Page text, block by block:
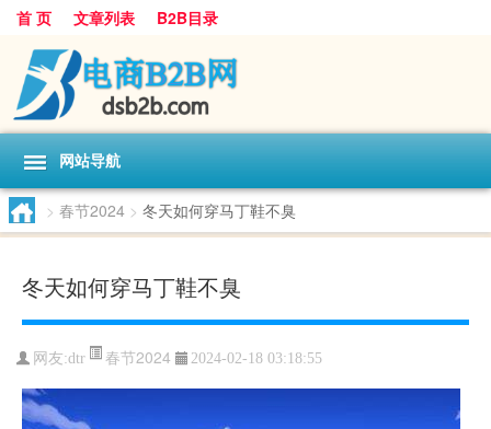
首 页 文章列表 B2B目录
网站导航
> 春节2024 > 冬天如何穿马丁鞋不臭
冬天如何穿马丁鞋不臭
网友:dtr 春节2024 2024-02-18 03:18:55